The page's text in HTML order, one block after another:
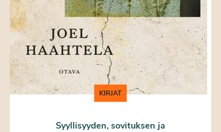
KIRJAT
Syyllisyyden, sovituksen ja